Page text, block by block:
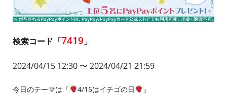
検索コード「7419 」
2024/04/15 12:30 〜 2024/04/21 21:59
今日のテーマは「 4/15はイチゴの日
」